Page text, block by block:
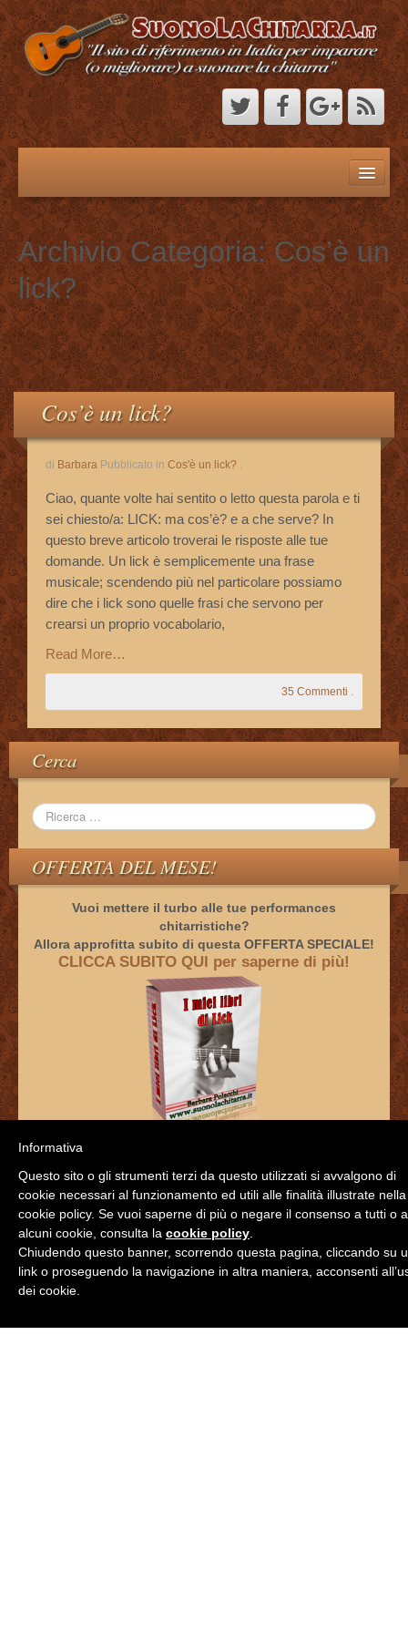
Chi Sono
Contatti
Corsi
OFFERTA DEL MESE
Le Vostre Email
Cookie Policy
Privacy Policy
Archivio Categoria:Cos’è un
lick?
Cos’è un lick?
di Barbara Pubblicato in Cos'è un lick? .
Ciao, quante volte hai sentito o letto questa parola e ti
sei chiesto/a: LICK: ma cos’è? e a che serve? In
questo breve articolo troverai le risposte alle tue
domande. Un lick è semplicemente una frase
musicale; scendendo più nel particolare possiamo
dire che i lick sono quelle frasi che servono per
crearsi un proprio vocabolario,
Read More…
35 Commenti .
Cerca
OFFERTA DEL MESE!
Vuoi mettere il turbo alle tue performances
chitarristiche?
Allora approfitta subito di questa OFFERTA SPECIALE!
CLICCA SUBITO QUI per saperne di più!
Facebook
Iscriviti alla newsletter GRATUITA !
Informativa
Questo sito o gli strumenti terzi da questo utilizzati si avvalgono di
cookie necessari al funzionamento ed utili alle finalità illustrate nella
cookie policy. Se vuoi saperne di più o negare il consenso a tutti o
alcuni cookie, consulta la cookie policy
Chiudendo questo banner, scorrendo questa pagina, cliccando su
link o proseguendo la navigazione in altra maniera, acconsenti
dei cookie.